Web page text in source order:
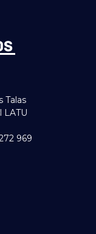
Talas
LATU
969